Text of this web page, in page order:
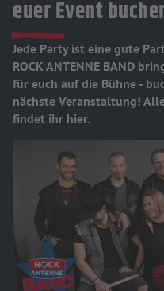
euer Event
Jede Party ist eine gute
ROCK ANTENNE BAND
für euch auf die Bühne -
nächste Veranstaltung!
findet ihr hier.